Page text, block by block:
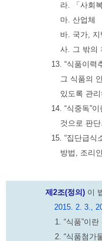
라. 「사회
마. 산업체
바. 국가,
사. 그 밖의
13. “식품이력
그 식품의
있도록 관
14. “식중독”
것으로 판
15. “집단급식
방법, 조리
제2조(정의) 이
2015. 2. 3.,
1. “식품”이
2. “식품첨가